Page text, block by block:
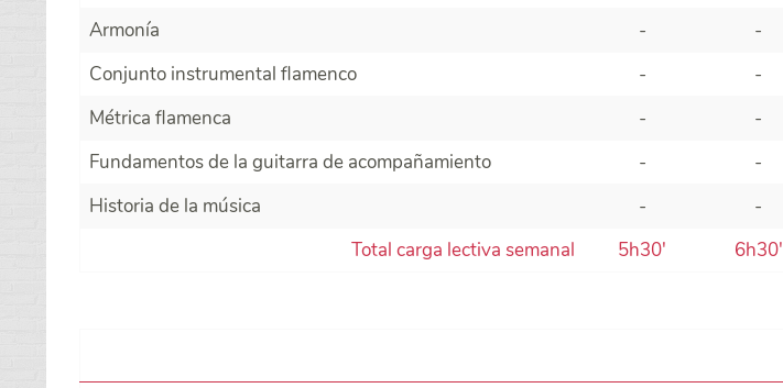
Armonía
- -
Conjunto instrumental flamenco
- -
Métrica flamenca
- -
Fundamentos de la guitarra de acompañamiento
- -
Historia de la música
- -
Total carga lectiva semanal
5h30' 6h30'